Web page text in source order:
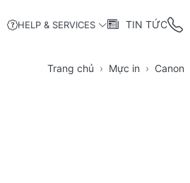
HELP & SERVICES TIN TỨC
Trang chủ Mực in Canon